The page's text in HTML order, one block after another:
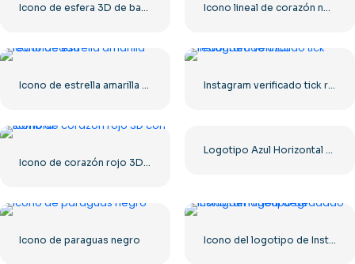
Instagram verificado tick redondeado azul
Icono de paraguas negro Icono del logotipo de Instagram lineal degradado